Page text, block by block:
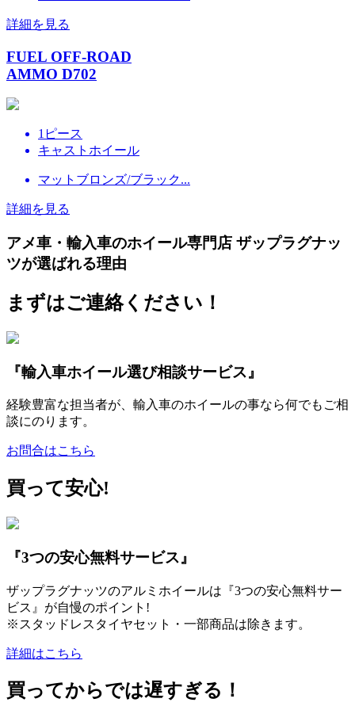
詳細を見る
FUEL OFF-ROAD
AMMO D702
1ピース
キャストホイール
マットブロンズ/ブラック...
詳細を見る
アメ車・輸入車のホイール専門店 ザップラグナッ
ツが選ばれる理由
まずはご連絡ください！
『輸入車ホイール選び相談サービス』
経験豊富な担当者が、輸入車のホイールの事なら何でもご相
談にのります。
お問合はこちら
買って安心!
『3つの安心無料サービス』
ザップラグナッツのアルミホイールは『3つの安心無料サー
ビス』が自慢のポイント!
※スタッドレスタイヤセット・一部商品は除きます。
詳細はこちら
買ってからでは遅すぎる！